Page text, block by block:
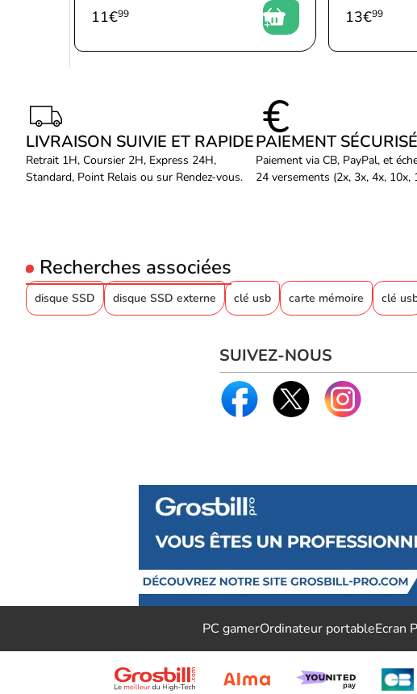
11€99 13€99
LIVRAISON SUIVIE ET RAPIDE
Retrait 1H, Coursier 2H, Express 24H,
Standard, Point Relais ou sur Rendez-vous.
PAIEMENT
Paiement via CB, PayPal, et
24 versements (2x, 3x, 4x, 10x,
Recherches associées
disque SSD disque SSD externe clé usb carte mémoire clé
SUIVEZ-NOUS
PC gamerOrdinateur portableEcran